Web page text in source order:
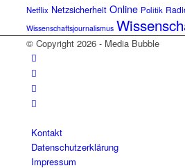
Netflix Netzsicherheit Online Politik
Wissenschaftsjournalismus
© Copyright 2026 - Media Bubble
Kontakt
Datenschutzerklärung
Impressum